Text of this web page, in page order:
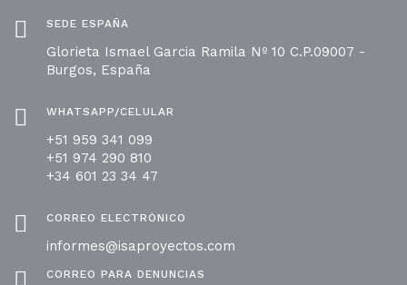
SEDE ESPAÑA
Glorieta Ismael Garcia Ramila Nº 10 C.P.09007 -
Burgos, España
WHATSAPP/CELULAR
+51 959 341 099
+51 974 290 810
+34 601 23 34 47
CORREO ELECTRÓNICO
informes@isaproyectos.com
CORREO PARA DENUNCIAS